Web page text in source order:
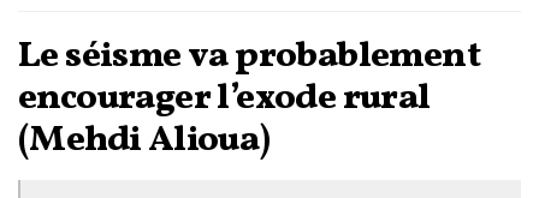
Le séisme va probablement
encourager l’exode rural
(Mehdi Alioua)